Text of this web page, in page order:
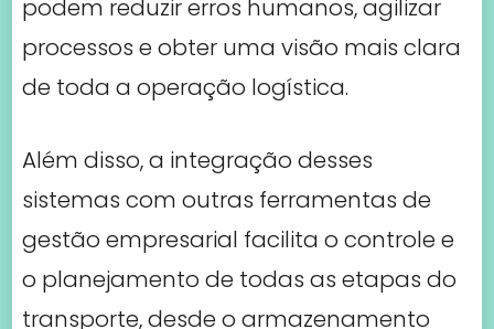
podem reduzir erros humanos, agilizar
processos e obter uma visão mais clara
de toda a operação logística.
Além disso, a integração desses
sistemas com outras ferramentas de
gestão empresarial facilita o controle e
o planejamento de todas as etapas do
transporte, desde o armazenamento